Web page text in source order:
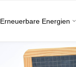
Erneuerbare Energien